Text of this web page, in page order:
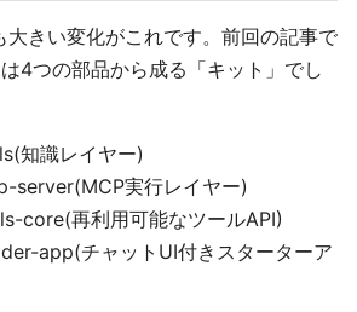
大きい変化がこれです。前回の記事で
4つの部品から成る「キット」でし
知識レイヤー)
server(MCP実行レイヤー)
core(再利用可能なツールAPI)
app(チャットUI付きスターターア